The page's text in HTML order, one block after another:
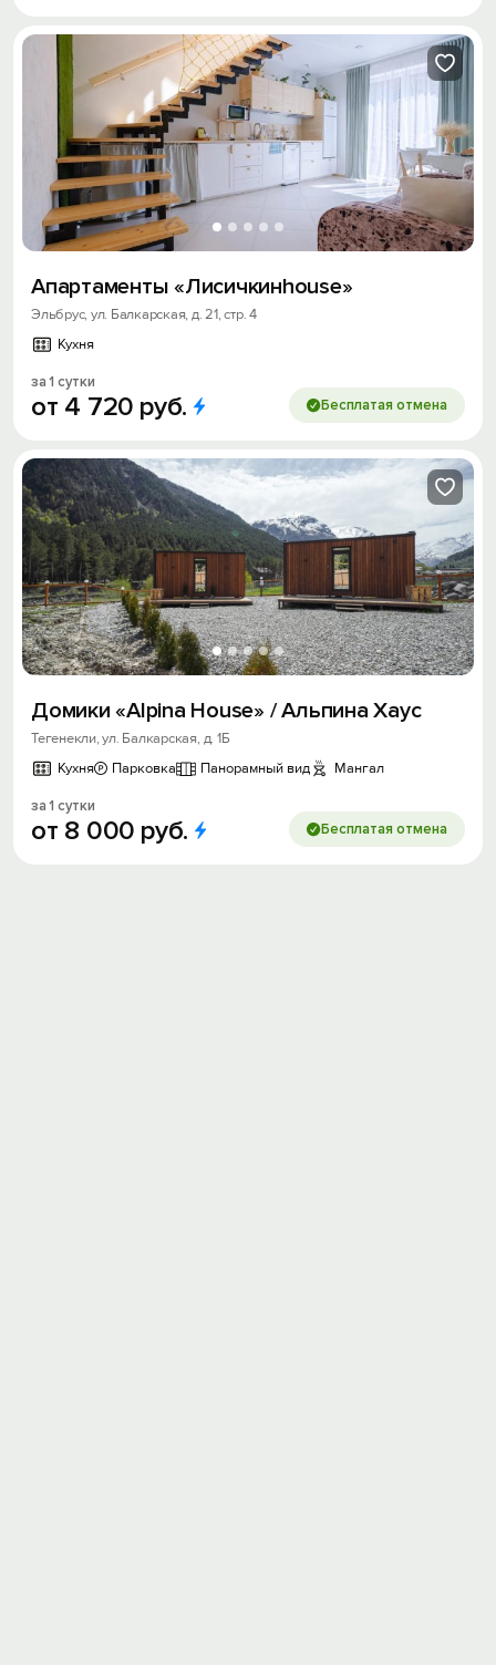
Апартаменты «Лиcичкинhousе»
Эльбрус, ул. Балкарская, д. 21, стр. 4
Кухня
за 1 сутки
от 4 720 руб. Бесплатая отмена
Домики «Аlрinа Ноusе» / Альпина Хаус
Тегенекли, ул. Балкарская, д. 1Б
Кухня
Парковка Панорамный вид Мангал
за 1 сутки
от 8 000 руб. Бесплатая отмена